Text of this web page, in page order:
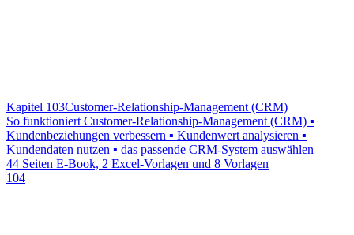
Kapitel 103Customer-Relationship-Management (CRM)
So funktioniert Customer-Relationship-Management (CRM) ▪
Kundenbeziehungen verbessern ▪ Kundenwert analysieren ▪
Kundendaten nutzen ▪ das passende CRM-System auswählen
44 Seiten E-Book, 2 Excel-Vorlagen und 8 Vorlagen
104